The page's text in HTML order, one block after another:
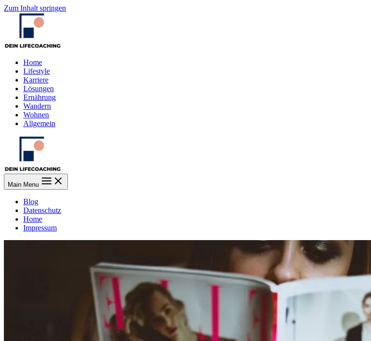
Zum Inhalt springen
Home
Lifestyle
Karriere
Lösungen
Ernährung
Wandern
Wohnen
Allgemein
Main Menu
Blog
Datenschutz
Home
Impressum